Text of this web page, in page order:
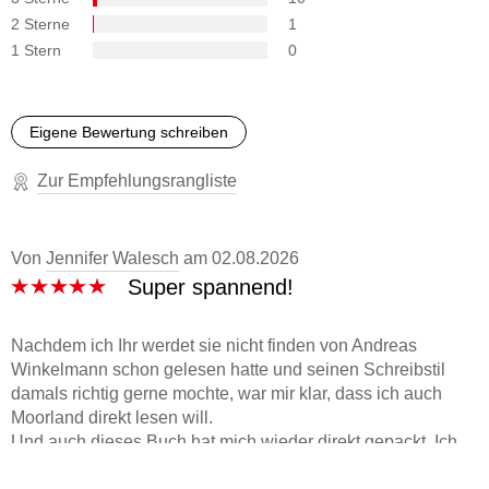
2 Sterne
1
1 Stern
0
Eigene Bewertung schreiben
Zur Empfehlungsrangliste
Von Jennifer Walesch am 02.08.2026
Super spannend!
Nachdem ich Ihr werdet sie nicht finden von Andreas
Winkelmann schon gelesen hatte und seinen Schreibstil
damals richtig gerne mochte, war mir klar, dass ich auch
Moorland direkt lesen will.
Und auch dieses Buch hat mich wieder direkt gepackt. Ich